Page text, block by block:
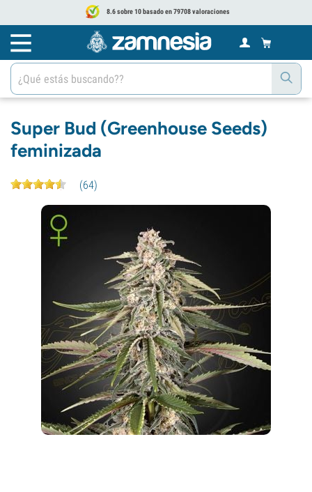
8.6 sobre 10 basado en 79708 valoraciones
Super Bud (Greenhouse Seeds)
feminizada
(64)